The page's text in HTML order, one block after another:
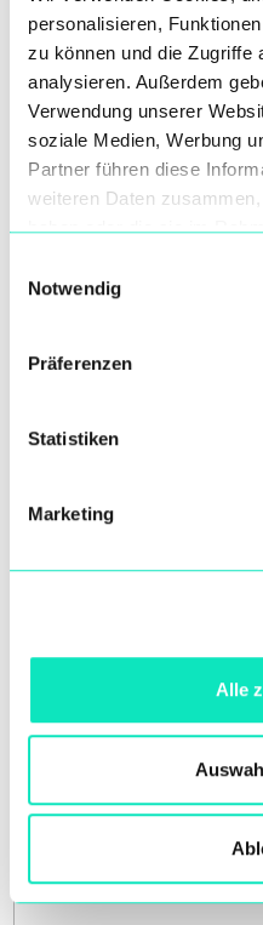
personalisieren,
zu können und die Zugriffe
analysieren. Außerdem
Verwendung unserer
soziale Medien, Werbung
Partner führen diese
weiteren Daten
haben oder die sie im
Notwendig
Präferenzen
Statistiken
Marketing
Alle
Energiewirtschaft